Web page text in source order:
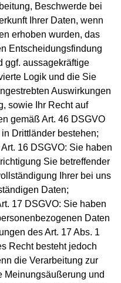
Beschwerde bei
Ihrer Daten, wenn
erhoben wurden, das
Entscheidungsfindung
ggf. aussagekräftige
Logik und die Sie
Auswirkungen
sowie Ihr Recht auf
gemäß Art. 46 DSGVO
Drittländer bestehen;
16 DSGVO: Sie haben
Sie betreffender
Ihrer bei uns
Daten;
17 DSGVO: Sie haben
Daten
des Art. 17 Abs. 1
Recht besteht jedoch
die Verarbeitung zur
Meinungsäußerung und